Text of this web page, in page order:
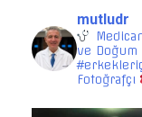
mutludr
ve Doğum
Fotoğrafçı